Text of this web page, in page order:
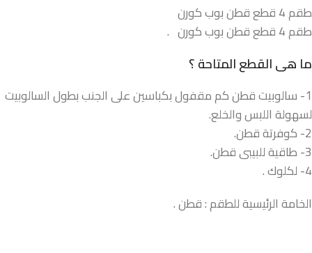
طقم 4 قطع قطن بوب كورن
طقم 4 قطع قطن بوب كورن .
ما هى القطع المتاحة ؟
1- سالوبيت قطن كم مقفول بكباسين على الجنب بطول السالوبيت
لسهولة اللبس والخلع.
2- كوفرتة قطن.
3- طاقية للبيبى قطن.
4- لكلوك .
الخامة الرئيسية للطقم : قطن .